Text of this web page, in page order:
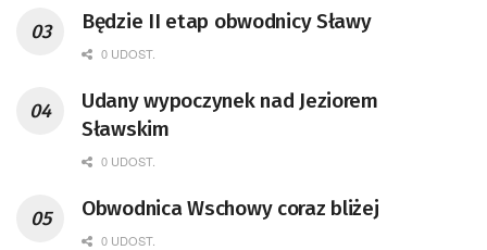
Będzie II etap obwodnicy Sławy
0 UDOST.
Udany wypoczynek nad Jeziorem
Sławskim
0 UDOST.
Obwodnica Wschowy coraz bliżej
0 UDOST.